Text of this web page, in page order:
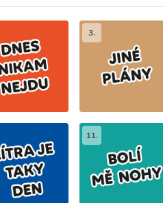
3.
11.